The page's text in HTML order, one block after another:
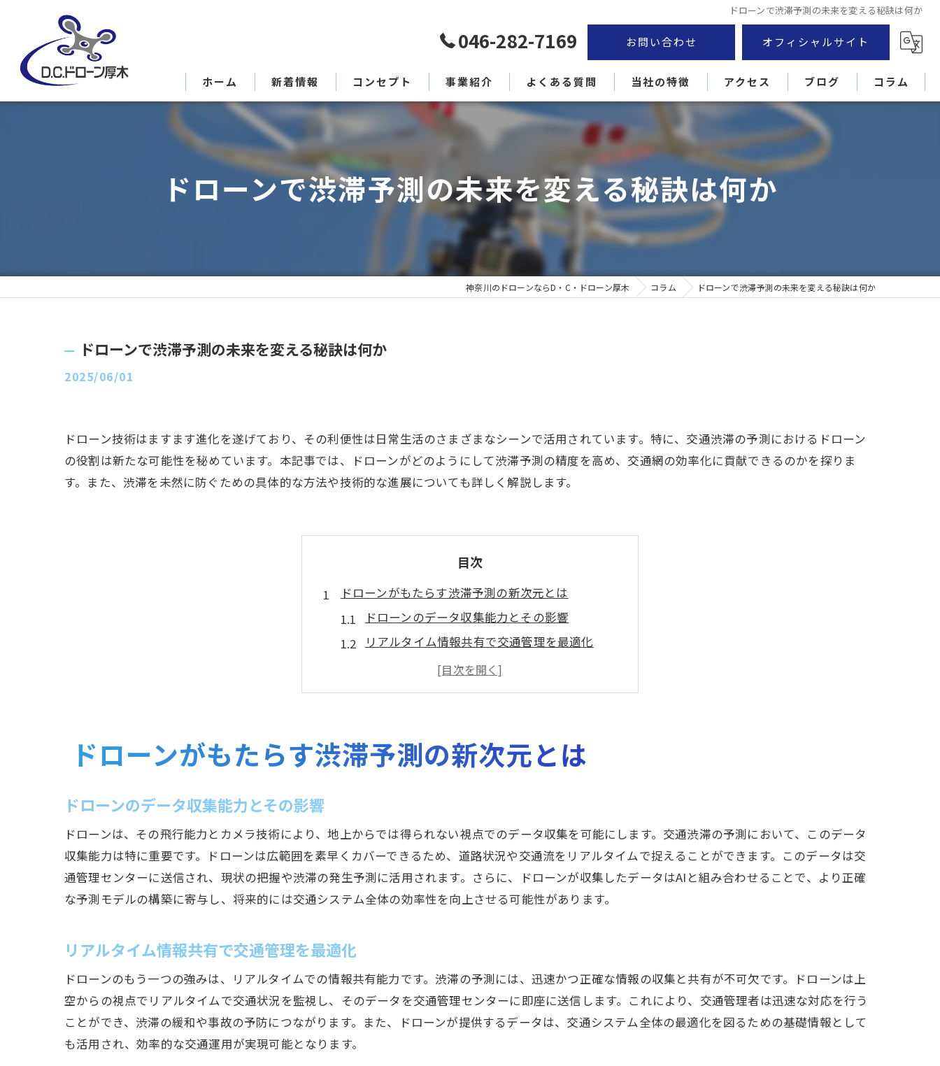
ドローンで渋滞予測の未来を変える秘訣は何か
046-282-7169 お問い合わせ オフィシャルサイト
ホーム 新着情報 コンセプト
代表挨拶
事業紹介 よくある質問 当社の特徴
厚木市のドローン
外壁
住宅
損害調査
アクセス ブログ コラム
ドローンで渋滞予測の未来を変える秘訣は何か
神奈川のドローンならD・C・ドローン厚木 コラム ドローンで渋滞予測の未来を変える秘訣は何か
ドローンで渋滞予測の未来を変える秘訣は何か
2025/06/01
ドローン技術はますます進化を遂げており、その利便性は日常生活のさまざまなシーンで活用されています。特に、交通渋滞の予測におけるドローン
の役割は新たな可能性を秘めています。本記事では、ドローンがどのようにして渋滞予測の精度を高め、交通網の効率化に貢献できるのかを探りま
す。また、渋滞を未然に防ぐための具体的な方法や技術的な進展についても詳しく解説します。
目次
ドローンがもたらす渋滞予測の新次元とは
ドローンのデータ収集能力とその影響
リアルタイム情報共有で交通管理を最適化
AIを活用したドローンの予測精度の向上
ビッグデータ解析による渋滞予測の精度向上
未来を見据えたドローン技術の展望
ドローン技術で交通網の効率化を実現する方法
高度なセンサー技術の活用
ネットワーク化されたドローンシステムの利点
環境への影響と持続可能な都市計画
交通機関との連携によるシナジー効果
緊急時の対応力強化
交通イベントにおけるドローンの役割
複雑な交差点でのドローン誘導
ドローンがもたらす渋滞予測の新次元とは
ドローンのデータ収集能力とその影響
ドローンは、その飛行能力とカメラ技術により、地上からでは得られない視点でのデータ収集を可能にします。交通渋滞の予測において、このデータ
収集能力は特に重要です。ドローンは広範囲を素早くカバーできるため、道路状況や交通流をリアルタイムで捉えることができます。このデータは交
通管理センターに送信され、現状の把握や渋滞の発生予測に活用されます。さらに、ドローンが収集したデータはAIと組み合わせることで、より正確
な予測モデルの構築に寄与し、将来的には交通システム全体の効率性を向上させる可能性があります。
リアルタイム情報共有で交通管理を最適化
ドローンのもう一つの強みは、リアルタイムでの情報共有能力です。渋滞の予測には、迅速かつ正確な情報の収集と共有が不可欠です。ドローンは上
空からの視点でリアルタイムで交通状況を監視し、そのデータを交通管理センターに即座に送信します。これにより、交通管理者は迅速な対応を行う
ことができ、渋滞の緩和や事故の予防につながります。また、ドローンが提供するデータは、交通システム全体の最適化を図るための基礎情報として
も活用され、効率的な交通運用が実現可能となります。